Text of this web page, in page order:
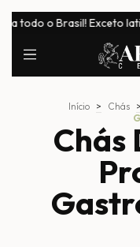
Exceto laticínios,
Início > Chás >
Chás